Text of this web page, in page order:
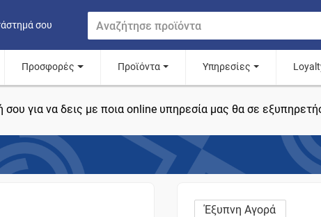
σου
Προσφορές Προϊόντα Υπηρεσίες
σου για να δεις με ποια online υπηρεσία μας θα σε
Έξυπνη Αγορά